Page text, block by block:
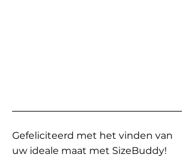
Gefeliciteerd met het vinden van
uw ideale maat met SizeBuddy!